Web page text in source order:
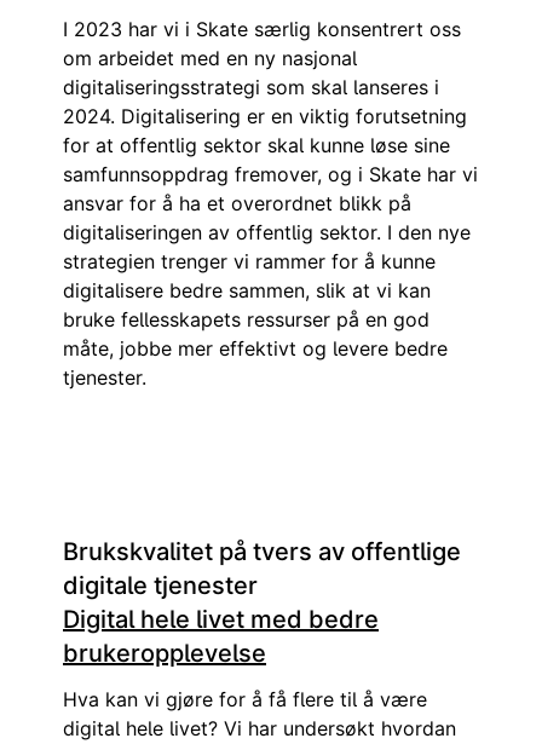
I 2023 har vi i Skate særlig konsentrert oss
om arbeidet med en ny nasjonal
digitaliseringsstrategi som skal lanseres i
2024. Digitalisering er en viktig forutsetning
for at offentlig sektor skal kunne løse sine
samfunnsoppdrag fremover, og i Skate har vi
ansvar for å ha et overordnet blikk på
digitaliseringen av offentlig sektor. I den nye
strategien trenger vi rammer for å kunne
digitalisere bedre sammen, slik at vi kan
bruke fellesskapets ressurser på en god
måte, jobbe mer effektivt og levere bedre
tjenester.
Brukskvalitet på tvers av offentlige
digitale tjenester
Digital hele livet med bedre
brukeropplevelse
Hva kan vi gjøre for å få flere til å være
digital hele livet? Vi har undersøkt hvordan